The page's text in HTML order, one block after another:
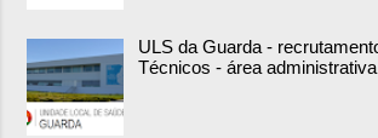
ULS da Guarda -
Técnicos - área administrativa